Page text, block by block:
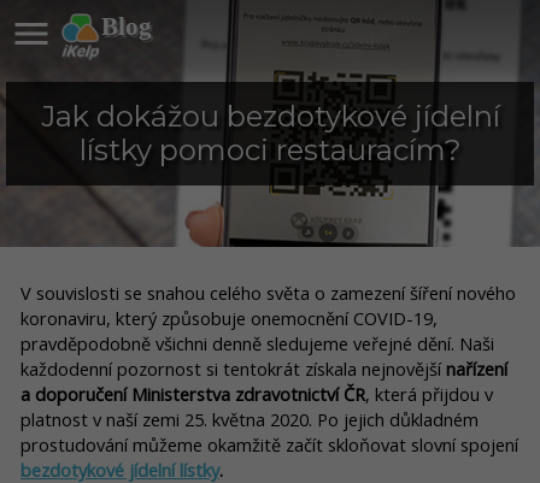
Blog

Jak dokážou bezdotykové jídelní
lístky pomoci restauracím?
V souvislosti se snahou celého světa o zamezení šíření nového
koronaviru, který způsobuje onemocnění COVID-19,
pravděpodobně všichni denně sledujeme veřejné dění. Naši
každodenní pozornost si tentokrát získala nejnovější nařízení
a doporučení Ministerstva zdravotnictví ČR, která přijdou v
platnost v naší zemi 25. května 2020. Po jejich důkladném
prostudování můžeme okamžitě začít skloňovat slovní spojení
bezdotykové jídelní lístky.